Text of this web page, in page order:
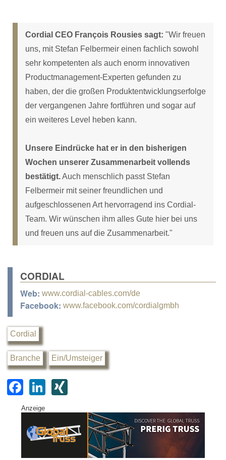
Cordial CEO François Rousies sagt: "Wir freuen
uns, mit Stefan Felbermeir einen fachlich sowohl
sehr kompetenten als auch enorm innovativen
Productmanagement-Experten gefunden zu
haben, der die großen Produktentwicklungserfolge
der vergangenen Jahre fortführen und sogar auf
ein weiteres Level heben kann.
Unsere Eindrücke hat er in den bisherigen
Wochen unserer Zusammenarbeit vollends
bestätigt.Auch menschlich passt Stefan
Felbermeir mit seiner freundlichen und
aufgeschlossenen Art hervorragend ins Cordial-
Team. Wir wünschen ihm alles Gute hier bei uns
und freuen uns auf die Zusammenarbeit."
CORDIAL
Web: www.cordial-cables.com/de
Facebook: www.facebook.com/cordialgmbh
Cordial
Branche Ein/Umsteiger
F
a
c
e
Li
k
e
G
Anzeige